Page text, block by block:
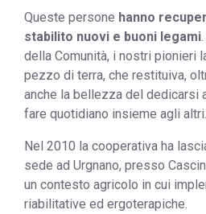
Queste persone hanno
stabilito nuovi e buoni legami
della Comunità, i nostri pionieri
pezzo di terra, che restituiva,
anche la bellezza del dedicarsi
fare quotidiano insieme agli altri.
Nel 2010 la cooperativa ha
sede ad Urgnano, presso
un contesto agricolo in cui
riabilitative ed ergoterapiche.